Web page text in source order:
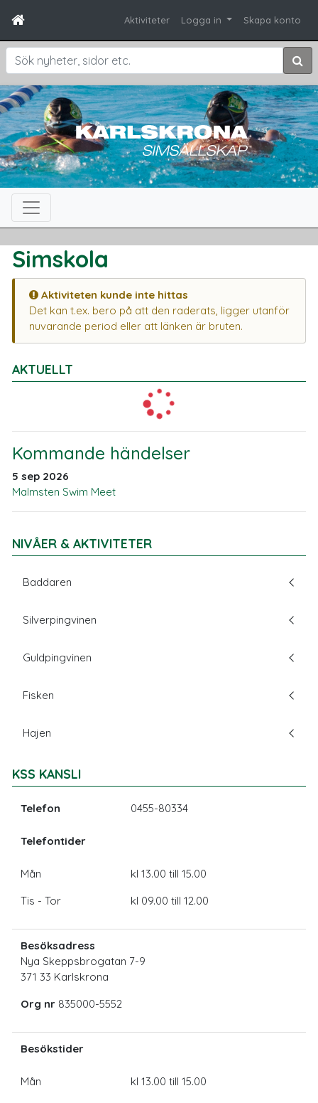
Aktiviteter Logga in Skapa konto
Sök
AKTUELLT
Kommande händelser
5 sep 2026
Malmsten Swim Meet
Simskola
Aktiviteten kunde inte hittas
Det kan t.ex. bero på att den raderats, ligger utanför
nuvarande period eller att länken är bruten.
NIVÅER & AKTIVITETER
Baddaren
Silverpingvinen
Guldpingvinen
Fisken
Hajen
KSS KANSLI
Telefon 0455-80334
Telefontider
Mån
Tis - Tor
kl 13.00 till 15.00
kl 09.00 till 12.00
Besöksadress
Nya Skeppsbrogatan 7-9
371 33 Karlskrona
Org nr 835000-5552
Besökstider
Mån kl 13.00 till 15.00